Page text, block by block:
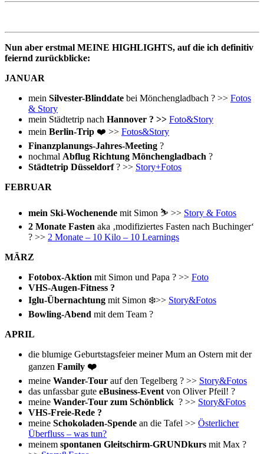
Nun aber erstmal MEINE HIGHLIGHTS, auf die ich definitiv
feiernd zurückblicke:
JANUAR
mein Silvester-Blinddate bei Mönchengladbach ? >> Fotos
& Story
mein Städtetrip nach Hannover ? >> Foto&Story
mein Berlin-Trip ❤️ >> Fotos&Story
Finanzplanungs-Jahres-Meeting ?
nochmal Abflug Richtung Mönchengladbach ?
Städtetrip Düsseldorf? >> Story+Fotos
FEBRUAR
mein Ski-Wochenende mit Simon ⛷ >> Story & Fotos
2 Monate Fasten aka ‚modifiziertes Fasten nach Buchinger‘
? >> 2 Monate – 10 Kilo – 10 Learnings
MÄRZ
Fotobox-Aktion mit Simon und Papa ? >> Foto
VHS-Augen-Fitness ?
Iglu-Übernachtung mit Simon ❄️>> Story&Fotos
Bowling-Abend mit dem Team ?
APRIL
die blumige Geburtstagsfeier meiner Mum an Ostern mit der
ganzen Family ❤️
meine Wander-Tour auf den Tegelberg ? >> Story&Fotos
das unfassbar gute eBusiness-Event von Oliver Pfeil! ?
meine Wander-Tour zum Schönblick ? >> Story&Fotos
VHS-Freie-Rede ?
meine Schokoladen-Spende an die Tafel >> Österlicher
Überfluss – was tun?
meinem spontanen Gleitschirm-GRUNDkurs mit Max ?